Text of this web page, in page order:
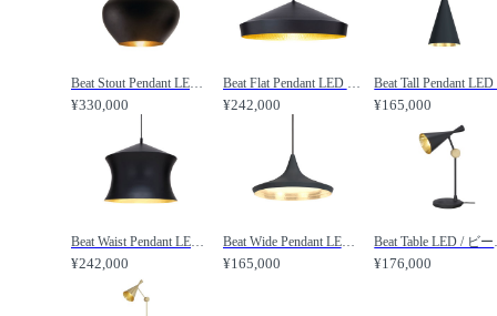
Beat Stout Pendant LED 2 / ビート スタウト ペンダントライト 内蔵LED 2 /
¥330,000
Beat Flat Pendant LED 2 / ビート フラット ペンダントライト 内蔵LED 2 /
¥242,000 ¥165,000
Beat Waist Pendant LED 2 / ビート ウエスト ペンダントライト 内蔵LED 2 /
¥242,000
Beat Wide Pendant LED 2 / ビート ワイド ペンダントライト 内蔵LED 2 /
¥165,000
Beat
¥176,000